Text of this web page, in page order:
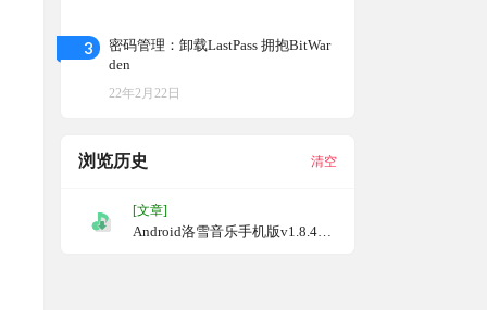
3
密码管理：卸载LastPass 拥抱BitWar
den
22年2月22日
浏览历史 清空
[文章]
Android洛雪音乐手机版v1.8.4，